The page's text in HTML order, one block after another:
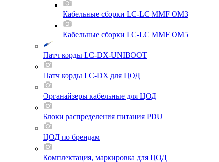
Кабельные сборки LC-LC MMF OM3
Кабельные сборки LC-LC MMF OM5
Патч корды LC-DX-UNIBOOT
Патч корды LC-DX для ЦОД
Органайзеры кабельные для ЦОД
Блоки распределения питания PDU
ЦОД по брендам
Комплектация, маркировка для ЦОД